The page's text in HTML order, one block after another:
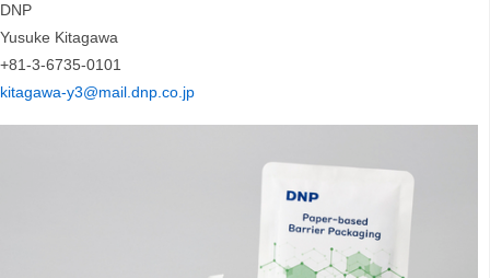
DNP
Yusuke Kitagawa
+81-3-6735-0101
kitagawa-y3@mail.dnp.co.jp